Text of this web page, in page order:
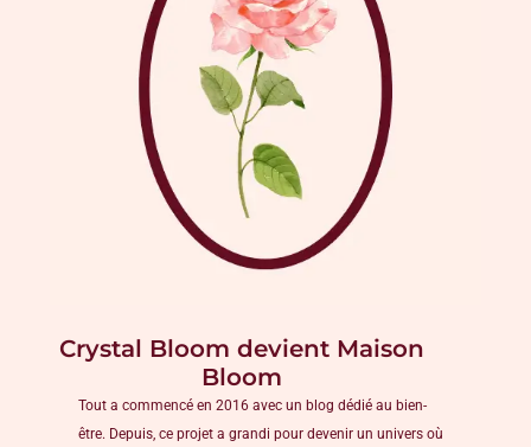
Crystal Bloom devient Maison
Bloom
Tout a commencé en 2016 avec un blog dédié au bien-
être. Depuis, ce projet a grandi pour devenir un univers où